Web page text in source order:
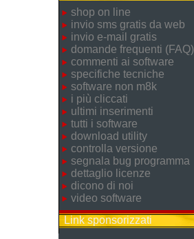
shop on line
invio sms gratis da web
invio e-mail gratis
domande frequenti (FAQ)
commenti ai software
specifiche tecniche
software non m8k
i più cliccati
ultimi inserimenti
tutti i software
download utility
controlla versione
segnala bug programma
dettaglio licenze
dicono di noi
video software
Link sponsorizzati